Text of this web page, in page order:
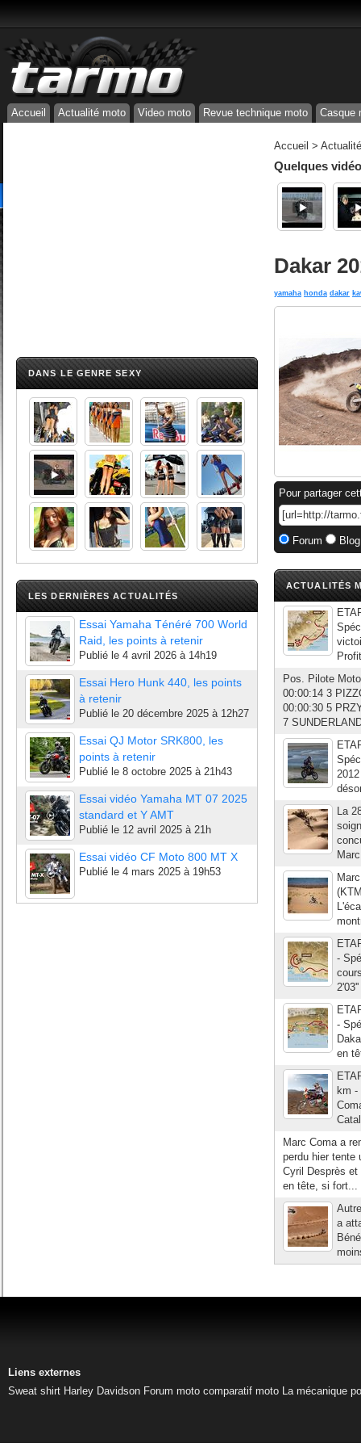
Accueil Actualité moto Video moto Revue technique moto Casque
DANS LE GENRE SEXY
LES DERNIÈRES ACTUALITÉS
Essai Yamaha Ténéré 700 World
Raid, les points à retenir
Publié le 4 avril 2026 à 14h19
Essai Hero Hunk 440, les points
à retenir
Publié le 20 décembre 2025 à 12h27
Essai QJ Motor SRK800, les
points à retenir
Publié le 8 octobre 2025 à 21h43
Essai vidéo Yamaha MT 07 2025
standard et Y AMT
Publié le 12 avril 2025 à 21h
Essai vidéo CF Moto 800 MT X
Publié le 4 mars 2025 à 19h53
Accueil >
Quelques
Dakar
yamaha honda dakar
Pour partager
Forum
ACTUALITÉS
Pos. Pilote
00:00:14 3
00:00:30 5
7
La
-
-
en
km
Marc Coma a
perdu hier tente
Cyril Desprès
en tête, si fort...
a
Liens externes
Sweat shirt Harley Davidson Forum moto comparatif moto La mécanique